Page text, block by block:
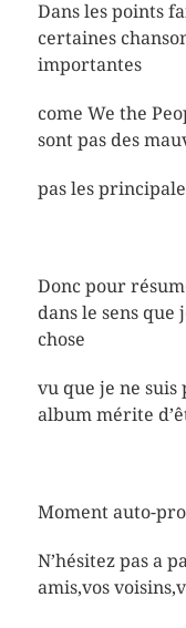
Dans les points
certaines
importantes
come We the
sont pas des
pas les
Donc pour
dans le sens que
chose
vu que je ne suis
album mérite
Moment auto-
N’hésitez pas a
amis,vos